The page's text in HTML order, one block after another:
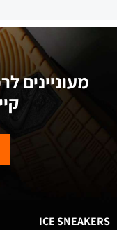
מעוניינים
ICE SNEAKERS